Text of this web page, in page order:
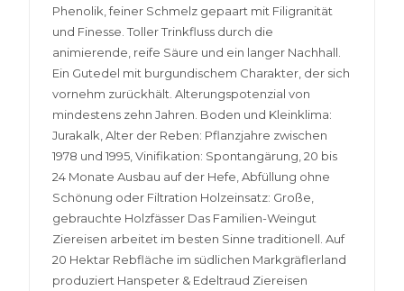
Phenolik, feiner Schmelz gepaart mit Filigranität
und Finesse. Toller Trinkfluss durch die
animierende, reife Säure und ein langer Nachhall.
Ein Gutedel mit burgundischem Charakter, der sich
vornehm zurückhält. Alterungspotenzial von
mindestens zehn Jahren. Boden und Kleinklima:
Jurakalk, Alter der Reben: Pflanzjahre zwischen
1978 und 1995, Vinifikation: Spontangärung, 20 bis
24 Monate Ausbau auf der Hefe, Abfüllung ohne
Schönung oder Filtration Holzeinsatz: Große,
gebrauchte Holzfässer Das Familien-Weingut
Ziereisen arbeitet im besten Sinne traditionell. Auf
20 Hektar Rebfläche im südlichen Markgräflerland
produziert Hanspeter & Edeltraud Ziereisen